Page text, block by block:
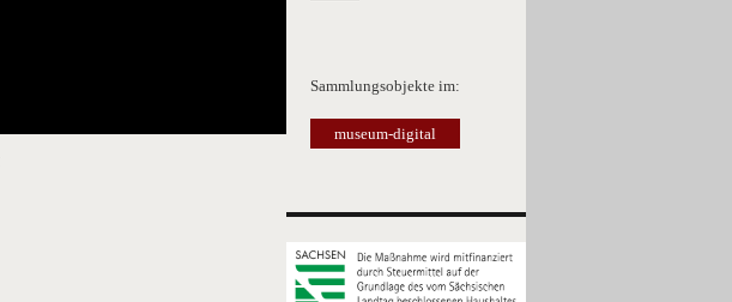
Sammlungsobjekte im:
museum-digital